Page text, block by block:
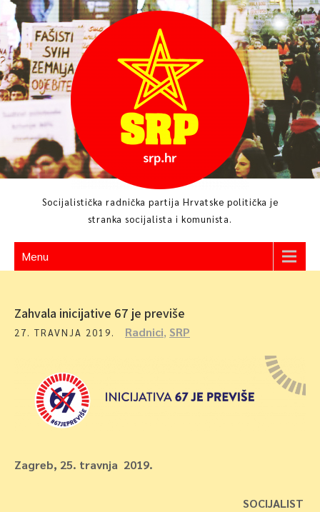
Skip
to
content
Socijalistička radnička partija Hrvatske politička je
stranka socijalista i komunista.
Menu
Zahvala inicijative 67 je previše
27. TRAVNJA 2019. Radnici, SRP
Zagreb, 25. travnja 2019.
SOCIJALIST